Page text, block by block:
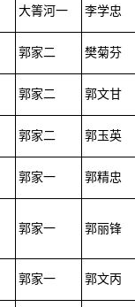
大箐河一 李学忠
郭家二 樊菊芬
郭家二 郭文甘
郭家二 郭玉英
郭家一 郭精忠
郭家一 郭丽锋
郭家一 郭文丙